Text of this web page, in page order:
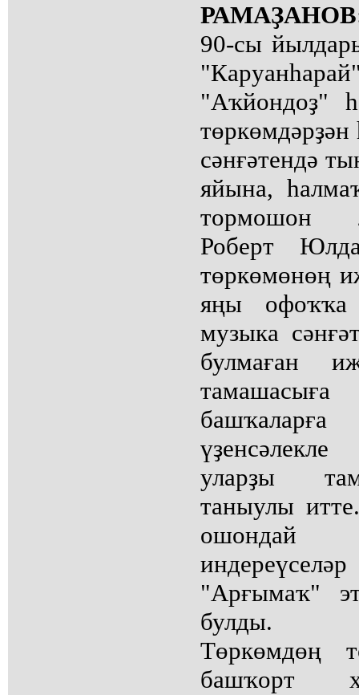
90-сы
"Аҡйондоҙ"
сәнғәтендә
яйына,
тормошон
Роберт
төркөмөнөң
яңы офоҡҡа
музыка
булмаған
уларҙы
таныулы
ошондай
"Арғымаҡ"
булды.
Төркөмдөң
башҡорт